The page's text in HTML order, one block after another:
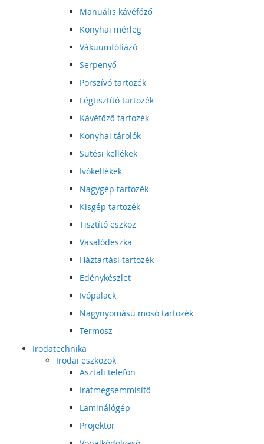
Manuális kávéfőző
Konyhai mérleg
Vákuumfóliázó
Serpenyő
Porszívó tartozék
Légtisztító tartozék
Kávéfőző tartozék
Konyhai tárolók
Sütési kellékek
Ivókellékek
Nagygép tartozék
Kisgép tartozék
Tisztító eszköz
Vasalódeszka
Háztartási tartozék
Edénykészlet
Ivópalack
Nagynyomású mosó tartozék
Termosz
Irodatechnika
Irodai eszközök
Asztali telefon
Iratmegsemmisítő
Laminálógép
Projektor